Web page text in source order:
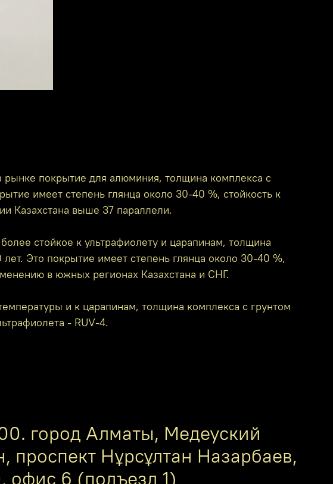
покрытие для алюминия, толщина комплекса с
имеет степень глянца около 30-40 %, стойкость к
Казахстана выше 37 параллели.
стойкое к ультрафиолету и царапинам, толщина
Это покрытие имеет степень глянца около 30-40 %,
в южных регионах Казахстана и СНГ.
и к царапинам, толщина комплекса с грунтом
- RUV-4.
город Алматы, Медеуский
проспект Нұрсұлтан Назарбаев,
офис 6 (подъезд 1)